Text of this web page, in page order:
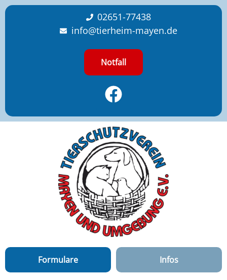
content
02651-77438
info@tierheim-mayen.de
Notfall
Formulare Infos